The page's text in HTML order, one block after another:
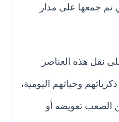
تم جمعها على مدار
نقل هذه العناصر
وحياتهم اليومية،
الصعب تعويضه أو